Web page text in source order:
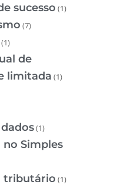
sucesso (1)
(7)
(1)
de
limitada (1)
(1)
Simples
tributário (1)